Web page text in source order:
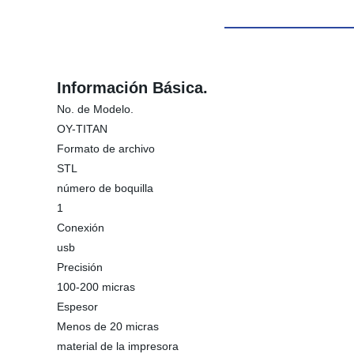
Información Básica.
No. de Modelo.
OY-TITAN
Formato de archivo
STL
número de boquilla
1
Conexión
usb
Precisión
100-200 micras
Espesor
Menos de 20 micras
material de la impresora